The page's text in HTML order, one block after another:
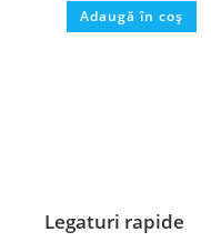
5.00din 5
Adaugă în coș
Legaturi rapide